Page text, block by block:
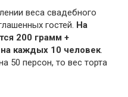
веса свадебного
гостей. На
200 грамм +
каждых 10 человек
50 персон, то вес торта